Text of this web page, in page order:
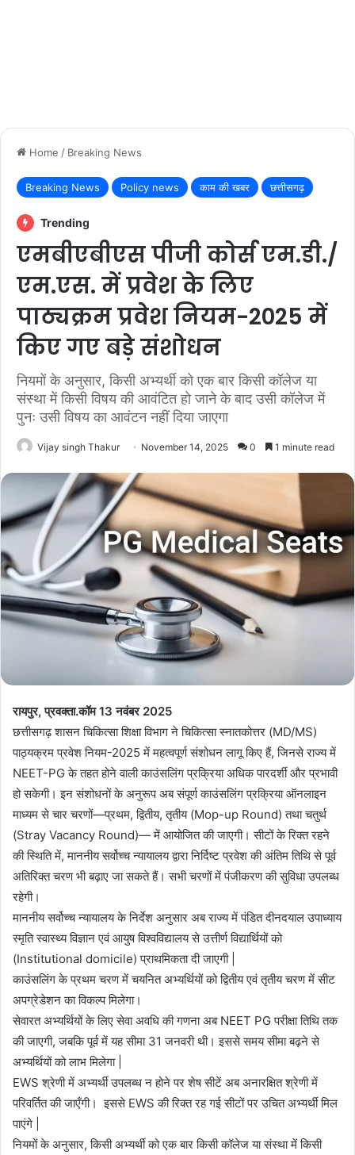
Home / Breaking News
Breaking News Policy news काम की खबर छत्तीसगढ़
Trending
एमबीएबीएस पीजी कोर्स एम.डी./
एम.एस. में प्रवेश के लिए
पाठ्यक्रम प्रवेश नियम-2025 में
किए गए बड़े संशोधन
नियमों के अनुसार, किसी अभ्यर्थी को एक बार किसी कॉलेज या
संस्था में किसी विषय की आवंटित हो जाने के बाद उसी कॉलेज में
पुनः उसी विषय का आवंटन नहीं दिया जाएगा
Vijay singh Thakur November 14, 2025 0 1 minute read
रायपुर, प्रवक्ता.कॉम 13 नवंबर 2025
छत्तीसगढ़ शासन चिकित्सा शिक्षा विभाग ने चिकित्सा स्नातकोत्तर (MD/MS)
पाठ्यक्रम प्रवेश नियम-2025 में महत्वपूर्ण संशोधन लागू किए हैं, जिनसे राज्य में
NEET-PG के तहत होने वाली काउंसलिंग प्रक्रिया अधिक पारदर्शी और प्रभावी
हो सकेगी। इन संशोधनों के अनुरूप अब संपूर्ण काउंसलिंग प्रक्रिया ऑनलाइन
माध्यम से चार चरणों—प्रथम, द्वितीय, तृतीय (Mop-up Round) तथा चतुर्थ
(Stray Vacancy Round)— में आयोजित की जाएगी। सीटों के रिक्त रहने
की स्थिति में, माननीय सर्वोच्च न्यायालय द्वारा निर्दिष्ट प्रवेश की अंतिम तिथि से पूर्व
अतिरिक्त चरण भी बढ़ाए जा सकते हैं। सभी चरणों में पंजीकरण की सुविधा उपलब्ध
रहेगी।
माननीय सर्वोच्च न्यायालय के निर्देश अनुसार अब राज्य में पंडित दीनदयाल उपाध्याय
स्मृति स्वास्थ्य विज्ञान एवं आयुष विश्वविद्यालय से उत्तीर्ण विद्यार्थियों को
(Institutional domicile) प्राथमिकता दी जाएगी |
काउंसलिंग के प्रथम चरण में चयनित अभ्यर्थियों को द्वितीय एवं तृतीय चरण में सीट
अपग्रेडेशन का विकल्प मिलेगा।
सेवारत अभ्यर्थियों के लिए सेवा अवधि की गणना अब NEET PG परीक्षा तिथि तक
की जाएगी, जबकि पूर्व में यह सीमा 31 जनवरी थी। इससे समय सीमा बढ़ने से
अभ्यर्थियों को लाभ मिलेगा |
EWS श्रेणी में अभ्यर्थी उपलब्ध न होने पर शेष सीटें अब अनारक्षित श्रेणी में
परिवर्तित की जाएँगी। इससे EWS की रिक्त रह गई सीटों पर उचित अभ्यर्थी मिल
पाएंगे |
नियमों के अनुसार, किसी अभ्यर्थी को एक बार किसी कॉलेज या संस्था में किसी